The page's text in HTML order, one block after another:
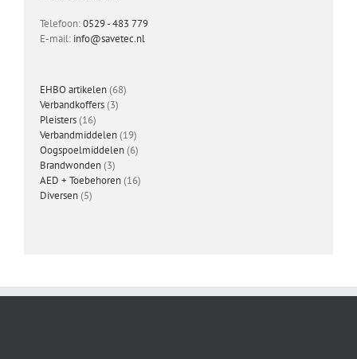
Telefoon:0529 - 483 779
E-mail: info@savetec.nl
EHBO artikelen 6868
Verbandkoffers 33
Pleisters 1616
producten
Verbandmiddelen 1919
producten
Oogspoelmiddelen 66
Brandwonden 33
producten
AED + Toebehoren 1616
Diversen 55